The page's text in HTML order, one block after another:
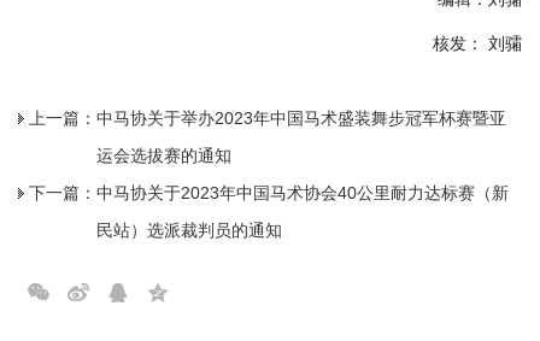
核发： 刘骦
上一篇： 中马协关于举办2023年中国马术盛装舞步冠军杯赛暨亚
运会选拔赛的通知
下一篇： 中马协关于2023年中国马术协会40公里耐力达标赛（新
民站）选派裁判员的通知